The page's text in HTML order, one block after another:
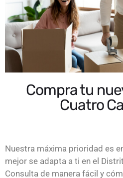
Compra tu
Cuatro
Nuestra máxima prioridad es
mejor se adapta a ti en el
Consulta de manera fácil y